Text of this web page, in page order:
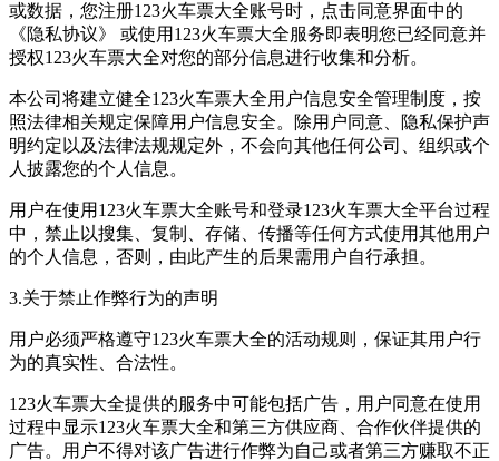
或数据，您注册123火车票大全账号时，点击同意界面中的
《隐私协议》 或使用123火车票大全服务即表明您已经同意并
授权123火车票大全对您的部分信息进行收集和分析。
本公司将建立健全123火车票大全用户信息安全管理制度，按
照法律相关规定保障用户信息安全。除用户同意、隐私保护声
明约定以及法律法规规定外，不会向其他任何公司、组织或个
人披露您的个人信息。
用户在使用123火车票大全账号和登录123火车票大全平台过程
中，禁止以搜集、复制、存储、传播等任何方式使用其他用户
的个人信息，否则，由此产生的后果需用户自行承担。
3.关于禁止作弊行为的声明
用户必须严格遵守123火车票大全的活动规则，保证其用户行
为的真实性、合法性。
123火车票大全提供的服务中可能包括广告，用户同意在使用
过程中显示123火车票大全和第三方供应商、合作伙伴提供的
广告。用户不得对该广告进行作弊为自己或者第三方赚取不正